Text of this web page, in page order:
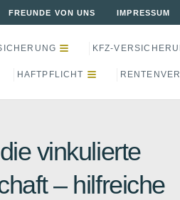
FREUNDE VON UNS IMPRESSUM
KFZ-
HAFTPFLICHT
vinkulierte
– hilfreiche